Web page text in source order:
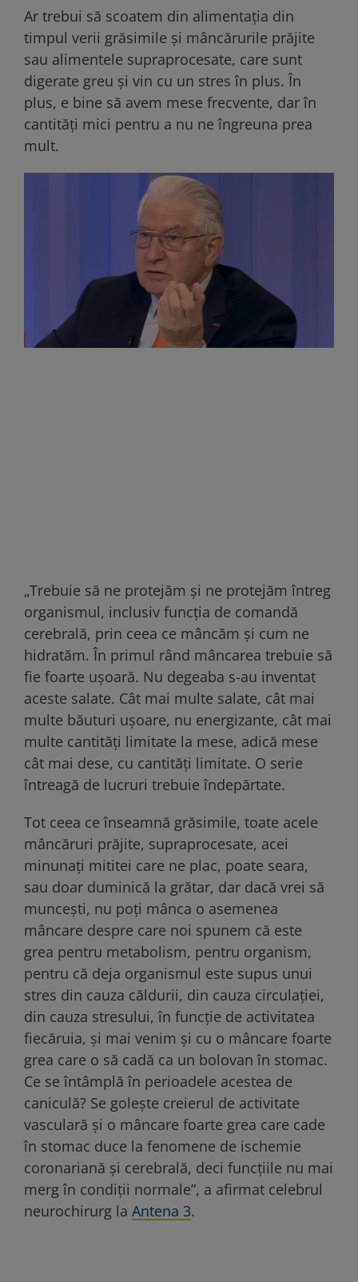
Ar trebui să scoatem din alimentația din
timpul verii grăsimile și mâncărurile prăjite
sau alimentele supraprocesate, care sunt
digerate greu și vin cu un stres în plus. În
plus, e bine să avem mese frecvente, dar în
cantități mici pentru a nu ne îngreuna prea
mult.
„Trebuie să ne protejăm și ne protejăm întreg
organismul, inclusiv funcția de comandă
cerebrală, prin ceea ce mâncăm și cum ne
hidratăm. În primul rând mâncarea trebuie să
fie foarte ușoară. Nu degeaba s-au inventat
aceste salate. Cât mai multe salate, cât mai
multe băuturi ușoare, nu energizante, cât mai
multe cantități limitate la mese, adică mese
cât mai dese, cu cantități limitate. O serie
întreagă de lucruri trebuie îndepărtate.
Tot ceea ce înseamnă grăsimile, toate acele
mâncăruri prăjite, supraprocesate, acei
minunați mititei care ne plac, poate seara,
sau doar duminică la grătar, dar dacă vrei să
muncești, nu poți mânca o asemenea
mâncare despre care noi spunem că este
grea pentru metabolism, pentru organism,
pentru că deja organismul este supus unui
stres din cauza căldurii, din cauza circulației,
din cauza stresului, în funcție de activitatea
fiecăruia, și mai venim și cu o mâncare foarte
grea care o să cadă ca un bolovan în stomac.
Ce se întâmplă în perioadele acestea de
caniculă? Se golește creierul de activitate
vasculară și o mâncare foarte grea care cade
în stomac duce la fenomene de ischemie
coronariană și cerebrală, deci funcțiile nu mai
merg în condiții normale”, a afirmat celebrul
neurochirurg la Antena 3.